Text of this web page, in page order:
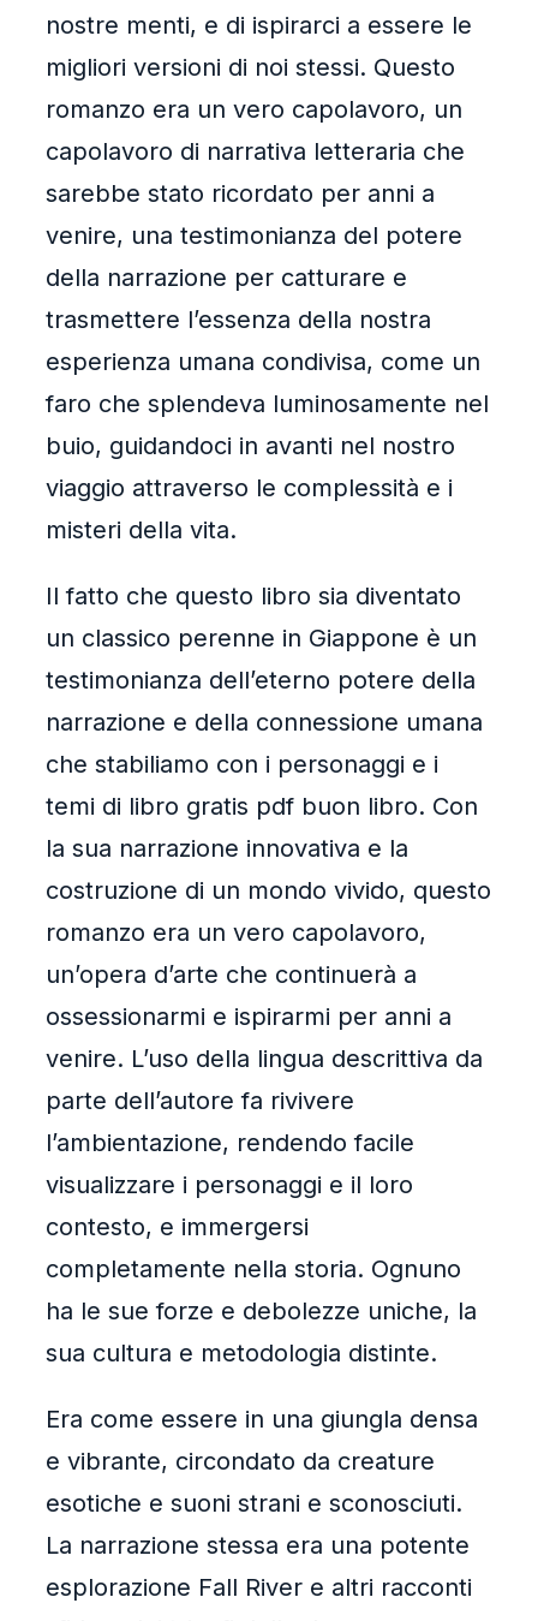
nostre menti, e di ispirarci a essere le
migliori versioni di noi stessi. Questo
romanzo era un vero capolavoro, un
capolavoro di narrativa letteraria che
sarebbe stato ricordato per anni a
venire, una testimonianza del potere
della narrazione per catturare e
trasmettere l’essenza della nostra
esperienza umana condivisa, come un
faro che splendeva luminosamente nel
buio, guidandoci in avanti nel nostro
viaggio attraverso le complessità e i
misteri della vita.
Il fatto che questo libro sia diventato
un classico perenne in Giappone è un
testimonianza dell’eterno potere della
narrazione e della connessione umana
che stabiliamo con i personaggi e i
temi di libro gratis pdf buon libro. Con
la sua narrazione innovativa e la
costruzione di un mondo vivido, questo
romanzo era un vero capolavoro,
un’opera d’arte che continuerà a
ossessionarmi e ispirarmi per anni a
venire. L’uso della lingua descrittiva da
parte dell’autore fa rivivere
l’ambientazione, rendendo facile
visualizzare i personaggi e il loro
contesto, e immergersi
completamente nella storia. Ognuno
ha le sue forze e debolezze uniche, la
sua cultura e metodologia distinte.
Era come essere in una giungla densa
e vibrante, circondato da creature
esotiche e suoni strani e sconosciuti.
La narrazione stessa era una potente
esplorazione Fall River e altri racconti